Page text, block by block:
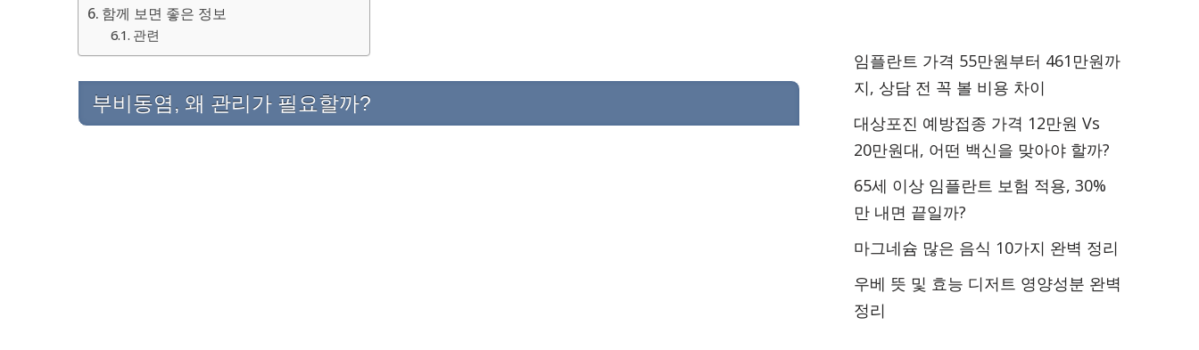
함께 보면 좋은 정보
관련
부비동염, 왜 관리가 필요할까?
임플란트 가격 55만원부터 461만원까
지, 상담 전 꼭 볼 비용 차이
대상포진 예방접종 가격 12만원 Vs
20만원대, 어떤 백신을 맞아야 할까?
65세 이상 임플란트 보험 적용, 30%
만 내면 끝일까?
마그네슘 많은 음식 10가지 완벽 정리
우베 뜻 및 효능 디저트 영양성분 완벽
정리